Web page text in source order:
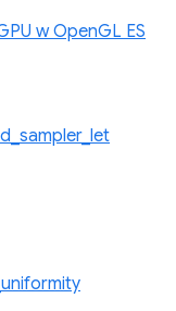
w OpenGL ES